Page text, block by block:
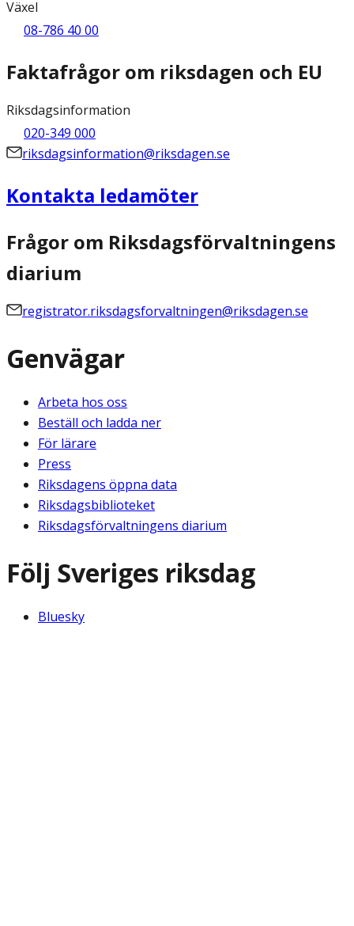
Växel
08-786 40 00
Faktafrågor om riksdagen och EU
Riksdagsinformation
020-349 000
riksdagsinformation@riksdagen.se
Kontakta ledamöter
Frågor om Riksdagsförvaltningens
diarium
registrator.riksdagsforvaltningen@riksdagen.se
Genvägar
Arbeta hos oss
Beställ och ladda ner
För lärare
Press
Riksdagens öppna data
Riksdagsbiblioteket
Riksdagsförvaltningens diarium
Följ Sveriges riksdag
Bluesky